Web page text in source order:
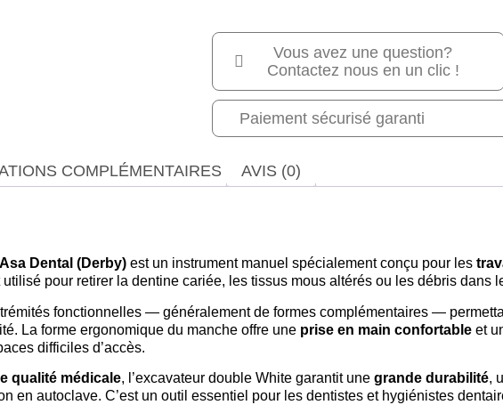
Vous avez une question?
Contactez nous en un clic !
Paiement sécurisé garanti
COMPLÉMENTAIRES AVIS (0)
Asa Dental (Derby) est un instrument manuel spécialement conçu pour les
utilisé pour retirer la dentine cariée, les tissus mous altérés ou les débris dans
fonctionnelles — généralement de formes complémentaires —
La forme ergonomique du manche offre une prise en main confortable et
difficiles d’accès.
qualité médicale, l’excavateur double White garantit une grande durabilité,
en autoclave. C’est un outil essentiel pour les dentistes et hygiénistes